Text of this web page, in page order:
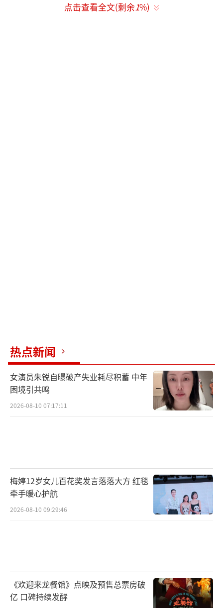
（责任编辑：郭一楠 CK001）
点击查看全文(剩余1%)
热点新闻
女演员朱锐自曝破产失业耗尽积蓄 中年
困境引共鸣
2026-08-10 07:17:11
梅婷12岁女儿百花奖发言落落大方 红毯
牵手暖心护航
2026-08-10 09:29:46
《欢迎来龙餐馆》点映及预售总票房破
亿 口碑持续发酵